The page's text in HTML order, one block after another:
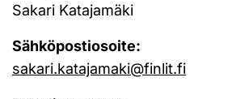
Sakari Katajamäki
Sähköpostiosoite:
sakari.katajamaki@finlit.fi